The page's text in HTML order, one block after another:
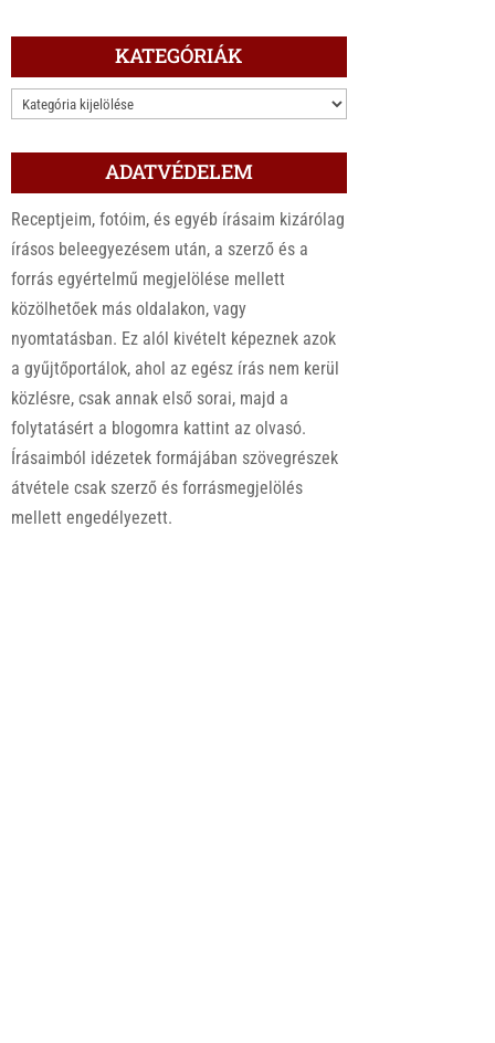
KATEGÓRIÁK
KATEGÓRIÁK
ADATVÉDELEM
Receptjeim, fotóim, és egyéb írásaim kizárólag
írásos beleegyezésem után, a szerző és a
forrás egyértelmű megjelölése mellett
közölhetőek más oldalakon, vagy
nyomtatásban. Ez alól kivételt képeznek azok
a gyűjtőportálok, ahol az egész írás nem kerül
közlésre, csak annak első sorai, majd a
folytatásért a blogomra kattint az olvasó.
Írásaimból idézetek formájában szövegrészek
átvétele csak szerző és forrásmegjelölés
mellett engedélyezett.